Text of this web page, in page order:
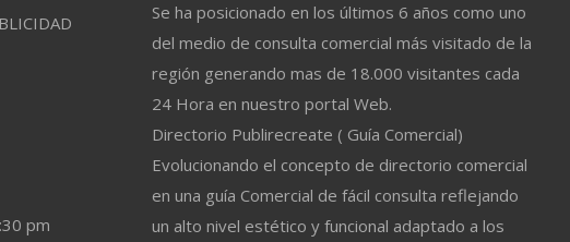
pm
Se ha posicionado en los últimos 6 años como uno
del medio de consulta comercial más visitado de la
región generando mas de 18.000 visitantes cada
24 Hora en nuestro portal Web.
Directorio Publirecreate ( Guía Comercial)
Evolucionando el concepto de directorio comercial
en una guía Comercial de fácil consulta reflejando
un alto nivel estético y funcional adaptado a los